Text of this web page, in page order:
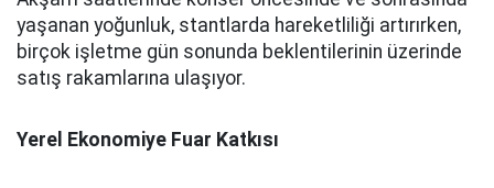
yaşanan yoğunluk, stantlarda hareketliliği artırırken,
birçok işletme gün sonunda beklentilerinin üzerinde
satış rakamlarına ulaşıyor.
Yerel Ekonomiye Fuar Katkısı